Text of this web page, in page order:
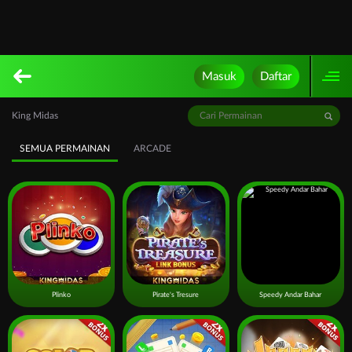
Masuk Daftar
King Midas
SEMUA PERMAINAN ARCADE
Plinko Pirate's Tresure Speedy Andar Bahar